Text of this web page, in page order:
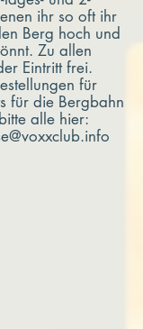
ihr so oft ihr
Berg hoch und
Zu allen
Eintritt frei.
für
für die Bergbahn
alle hier: